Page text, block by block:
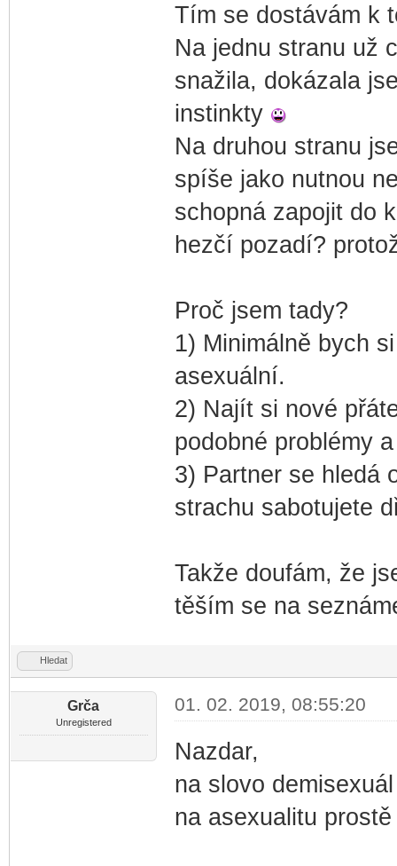
Tím se dostávám k
Na jednu stranu už
snažila, dokázala
instinkty
Na druhou stranu
spíše jako nutnou
schopná zapojit do
hezčí pozadí?
Proč jsem tady?
1) Minimálně bych
asexuální.
2) Najít si nové
podobné problémy
3) Partner se hledá
strachu sabotujete
Takže doufám, že
těším se na
Hledat
Grča
Unregistered
01. 02. 2019, 08:55:20
Nazdar,
na slovo
na asexualitu